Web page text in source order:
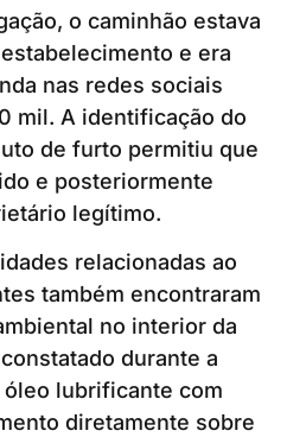
o caminhão estava
e era
nas redes sociais
mil. A identificação do
de furto permitiu que
e posteriormente
legítimo.
relacionadas ao
também encontraram
no interior da
durante a
lubrificante com
diretamente sobre